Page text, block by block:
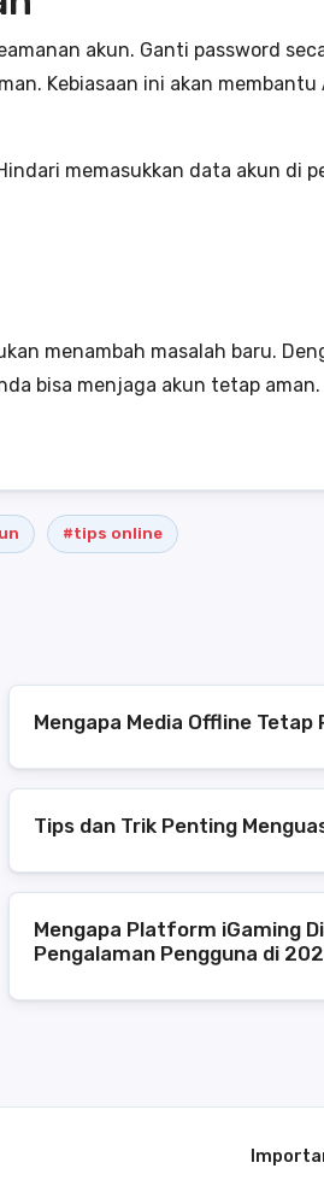
akun. Ganti password
Kebiasaan ini akan
memasukkan data akun di
menambah masalah baru.
bisa menjaga akun tetap
#tips online
Mengapa Media Offline
Tips dan Trik Penting
Mengapa Platform iGaming
Pengalaman Pengguna di